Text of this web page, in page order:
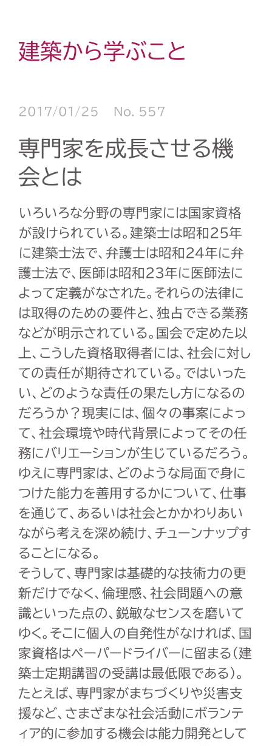
建築から学ぶこと
2017/01/25 No. 557
専門家を成長させる機
会とは
いろいろな分野の専門家には国家資格
が設けられている。建築士は昭和25年
に建築士法で、弁護士は昭和24年に弁
護士法で、医師は昭和23年に医師法に
よって定義がなされた。それらの法律に
は取得のための要件と、独占できる業務
などが明示されている。国会で定めた以
上、こうした資格取得者には、社会に対し
ての責任が期待されている。ではいった
い、どのような責任の果たし方になるの
だろうか？現実には、個々の事案によっ
て、社会環境や時代背景によってその任
務にバリエーションが生じているだろう。
ゆえに専門家は、どのような局面で身に
つけた能力を善用するかについて、仕事
を通じて、あるいは社会とかかわりあい
ながら考えを深め続け、チューンナップす
ることになる。
そうして、専門家は基礎的な技術力の更
新だけでなく、倫理感、社会問題への意
識といった点の、鋭敏なセンスを磨いて
ゆく。そこに個人の自発性がなければ、国
家資格はペーパードライバーに留まる（建
築士定期講習の受講は最低限である）。
たとえば、専門家がまちづくりや災害支
援など、さまざまな社会活動にボランテ
ィア的に参加する機会は能力開発として